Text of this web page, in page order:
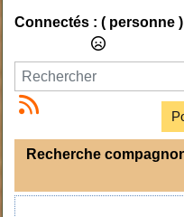
Connectés : ( personne )
Recherche